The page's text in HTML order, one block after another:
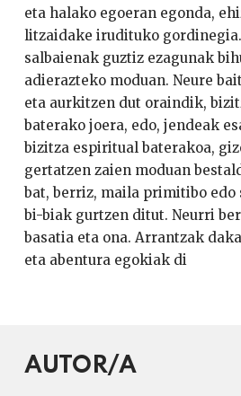
eta halako egoeran egonda,
litzaidake irudituko
salbaienak guztiz ezagunak
adierazteko moduan. Neure
eta aurkitzen dut oraindik,
baterako joera, edo, jendeak
bizitza espiritual baterakoa,
gertatzen zaien moduan
bat, berriz, maila primitibo edo
bi-biak gurtzen ditut. Neurri
basatia eta ona. Arrantzak
eta abentura egokiak di
AUTOR/A